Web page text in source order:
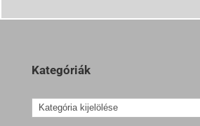
Kategóriák
Kategóriák